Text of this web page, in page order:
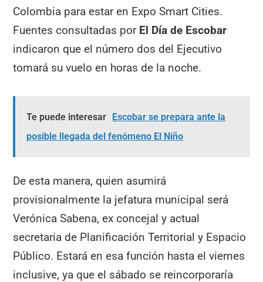
Colombia para estar en Expo Smart Cities.
Fuentes consultadas por El Día de Escobar
indicaron que el número dos del Ejecutivo
tomará su vuelo en horas de la noche.
Te puede interesar
Escobar se prepara ante la
posible llegada del fenómeno El Niño
De esta manera, quien asumirá
provisionalmente la jefatura municipal será
Verónica Sabena, ex concejal y actual
secretaria de Planificación Territorial y Espacio
Público. Estará en esa función hasta el viernes
inclusive, ya que el sábado se reincorporaría